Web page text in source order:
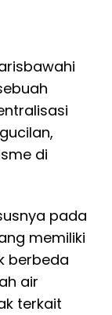
di
pada
memiliki
berbeda
air
terkait